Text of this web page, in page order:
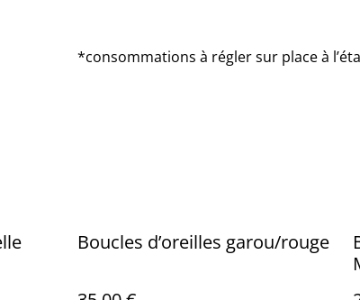
*consommations à régler sur place à
Boucles d’oreilles garou/rouge